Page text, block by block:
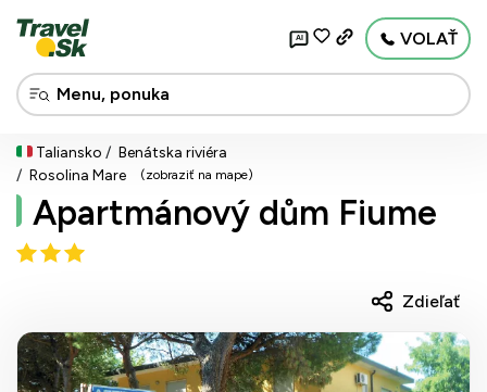
AI VOLAŤ
Taliansko
Benátska riviéra
Rosolina Mare
(zobraziť na mape)
Apartmánový dům Fiume
Zdieľať